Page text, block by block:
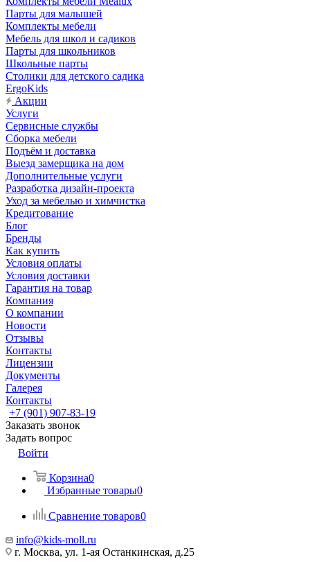
Парты для малышей
Комплекты мебели
Мебель для школ и садиков
Парты для школьников
Школьные парты
Столики для детского садика
ErgoKids
Акции
Услуги
Сервисные службы
Сборка мебели
Подъём и доставка
Выезд замерщика на дом
Дополнительные услуги
Разработка дизайн-проекта
Уход за мебелью и химчистка
Кредитование
Блог
Бренды
Как купить
Условия оплаты
Условия доставки
Гарантия на товар
Компания
О компании
Новости
Отзывы
Контакты
Лицензии
Документы
Галерея
Контакты
+7 (901) 907-83-19
Заказать звонок
Задать вопрос
Войти
Корзина0
Избранные товары0
Сравнение товаров0
info@kids-moll.ru
г. Москва, ул. 1-ая Останкинская, д.25